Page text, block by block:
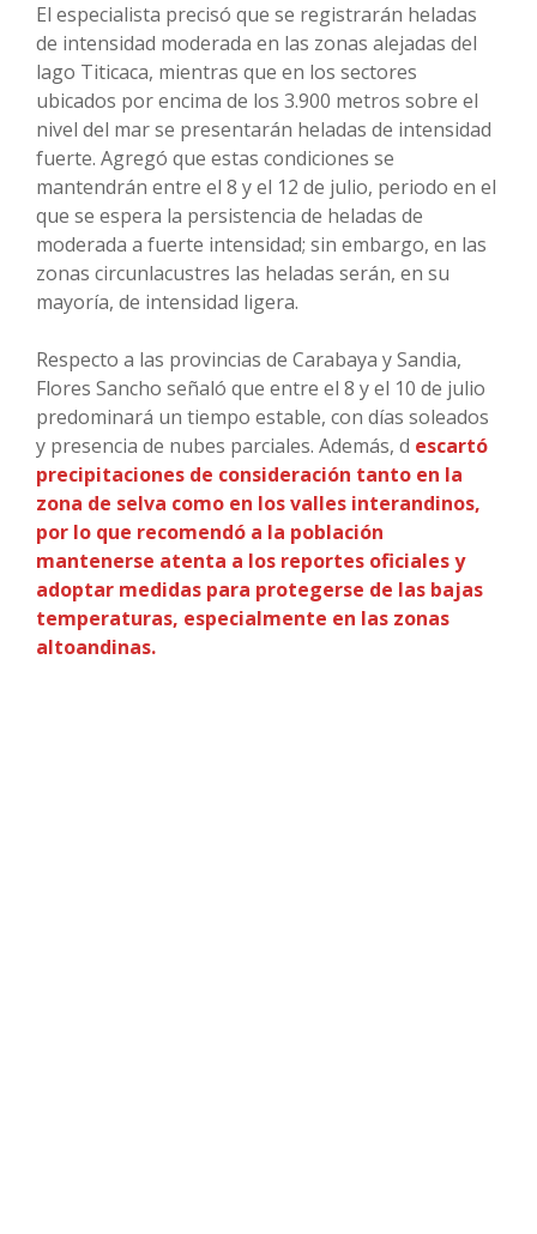
El especialista precisó que se registrarán heladas
de intensidad moderada en las zonas alejadas del
lago Titicaca, mientras que en los sectores
ubicados por encima de los 3.900 metros sobre el
nivel del mar se presentarán heladas de intensidad
fuerte. Agregó que estas condiciones se
mantendrán entre el 8 y el 12 de julio, periodo en el
que se espera la persistencia de heladas de
moderada a fuerte intensidad; sin embargo, en las
zonas circunlacustres las heladas serán, en su
mayoría, de intensidad ligera.
Respecto a las provincias de Carabaya y Sandia,
Flores Sancho señaló que entre el 8 y el 10 de julio
predominará un tiempo estable, con días soleados
y presencia de nubes parciales. Además, d escartó
precipitaciones de consideración tanto en la
zona de selva como en los valles interandinos,
por lo que recomendó a la población
mantenerse atenta a los reportes oficiales y
adoptar medidas para protegerse de las bajas
temperaturas, especialmente en las zonas
altoandinas.